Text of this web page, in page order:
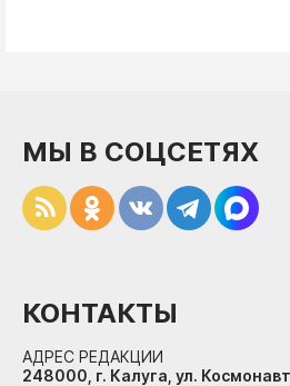
МЫ В СОЦСЕТЯХ
КОНТАКТЫ
АДРЕС РЕДАКЦИИ
248000, г. Калуга, ул.